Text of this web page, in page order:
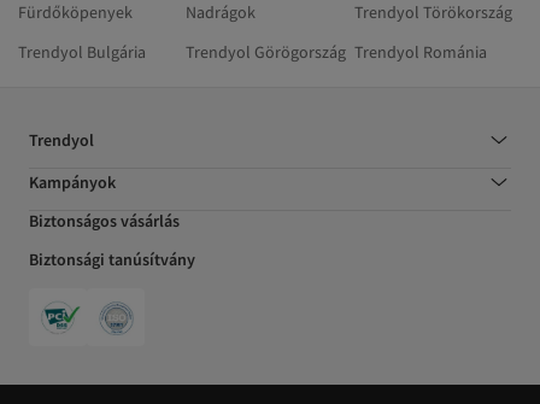
Fürdőköpenyek
Nadrágok
Trendyol Törökország
Trendyol Bulgária
Trendyol Görögország Trendyol Románia
Trendyol
Kampányok
Biztonságos vásárlás
Biztonsági tanúsítvány